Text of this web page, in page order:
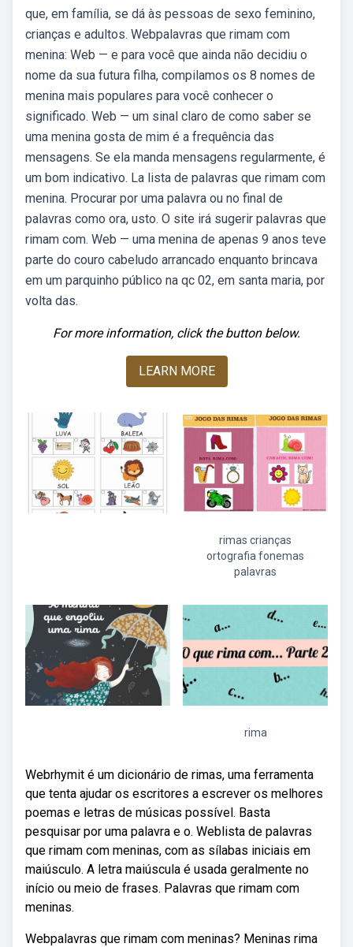
que, em família, se dá às pessoas de sexo feminino,
crianças e adultos. Webpalavras que rimam com
menina: Web — e para você que ainda não decidiu o
nome da sua futura filha, compilamos os 8 nomes de
menina mais populares para você conhecer o
significado. Web — um sinal claro de como saber se
uma menina gosta de mim é a frequência das
mensagens. Se ela manda mensagens regularmente, é
um bom indicativo. La lista de palavras que rimam com
menina. Procurar por uma palavra ou no final de
palavras como ora, usto. O site irá sugerir palavras que
rimam com. Web — uma menina de apenas 9 anos teve
parte do couro cabeludo arrancado enquanto brincava
em um parquinho público na qc 02, em santa maria, por
volta das.
For more information, click the button below.
LEARN MORE
rimas crianças
ortografia fonemas
palavras
rima
Webrhymit é um dicionário de rimas, uma ferramenta
que tenta ajudar os escritores a escrever os melhores
poemas e letras de músicas possível. Basta
pesquisar por uma palavra e o. Weblista de palavras
que rimam com meninas, com as sílabas iniciais em
maiúsculo. A letra maiúscula é usada geralmente no
início ou meio de frases. Palavras que rimam com
meninas.
Webpalavras que rimam com meninas? Meninas rima